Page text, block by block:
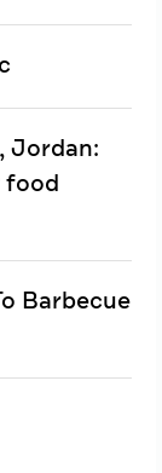
Jordan:
food
Barbecue